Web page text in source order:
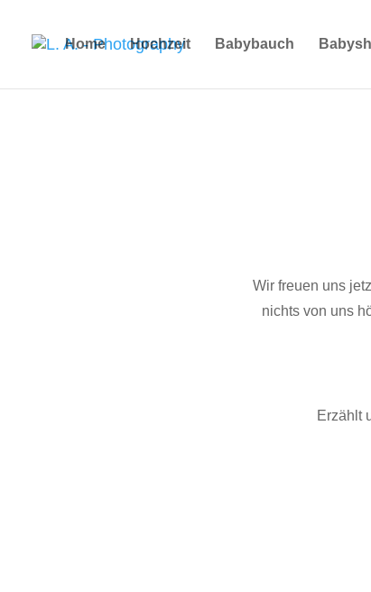
Home Hochzeit Babybauch
Wir freuen uns
nichts von uns
Erzählt